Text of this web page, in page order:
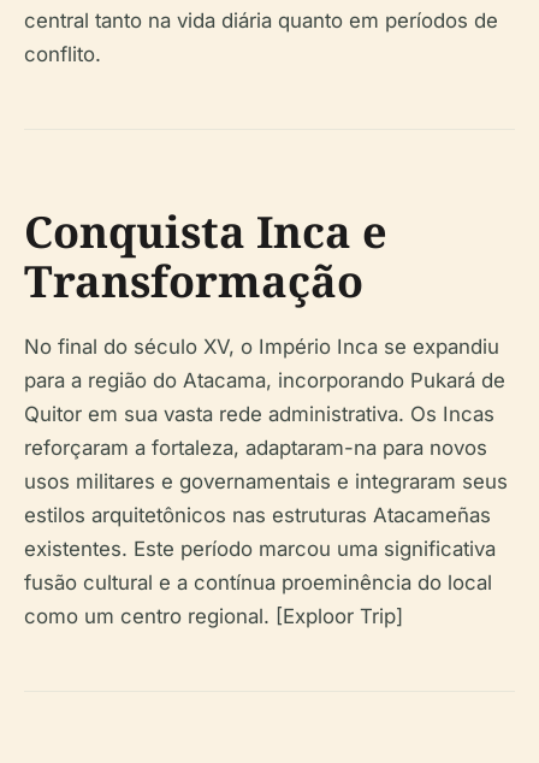
central tanto na vida diária quanto em períodos de
conflito.
Conquista Inca e
Transformação
No final do século XV, o Império Inca se expandiu
para a região do Atacama, incorporando Pukará de
Quitor em sua vasta rede administrativa. Os Incas
reforçaram a fortaleza, adaptaram-na para novos
usos militares e governamentais e integraram seus
estilos arquitetônicos nas estruturas Atacameñas
existentes. Este período marcou uma significativa
fusão cultural e a contínua proeminência do local
como um centro regional. [Exploor Trip]